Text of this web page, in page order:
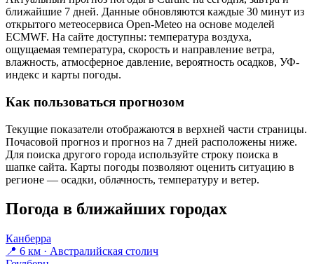
ближайшие 7 дней. Данные обновляются каждые 30 минут из
открытого метеосервиса Open-Meteo на основе моделей
ECMWF. На сайте доступны: температура воздуха,
ощущаемая температура, скорость и направление ветра,
влажность, атмосферное давление, вероятность осадков, УФ-
индекс и карты погоды.
Как пользоваться прогнозом
Текущие показатели отображаются в верхней части страницы.
Почасовой прогноз и прогноз на 7 дней расположены ниже.
Для поиска другого города используйте строку поиска в
шапке сайта. Карты погоды позволяют оценить ситуацию в
регионе — осадки, облачность, температуру и ветер.
Погода в ближайших городах
Канберра
📍 6 км · Австралийская столич